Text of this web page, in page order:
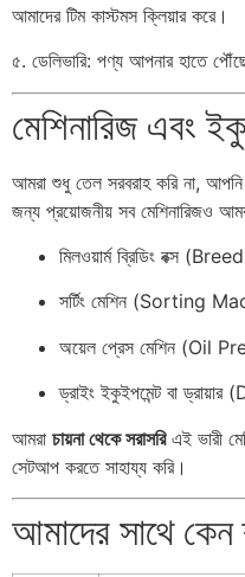
আমাদের টিম কাস্টমস ক্লিয়ার করে।
৫. ডেলিভারি: পণ্য আপনার হাতে
মেশিনারিজ এবং
আমরা শুধু তেল সরবরাহ করি না, আপনি
জন্য প্রয়োজনীয় সব মেশিনারিজও
মিলওয়ার্ম ব্রিডিং বক্স
সর্টিং মেশিন (Sorting
অয়েল প্রেস মেশিন (Oil
ড্রাইং ইকুইপমেন্ট বা
আমরা চায়না থেকে সরাসরিএই ভারী
সেটআপ করতে সাহায্য করি।
আমাদের সাথে